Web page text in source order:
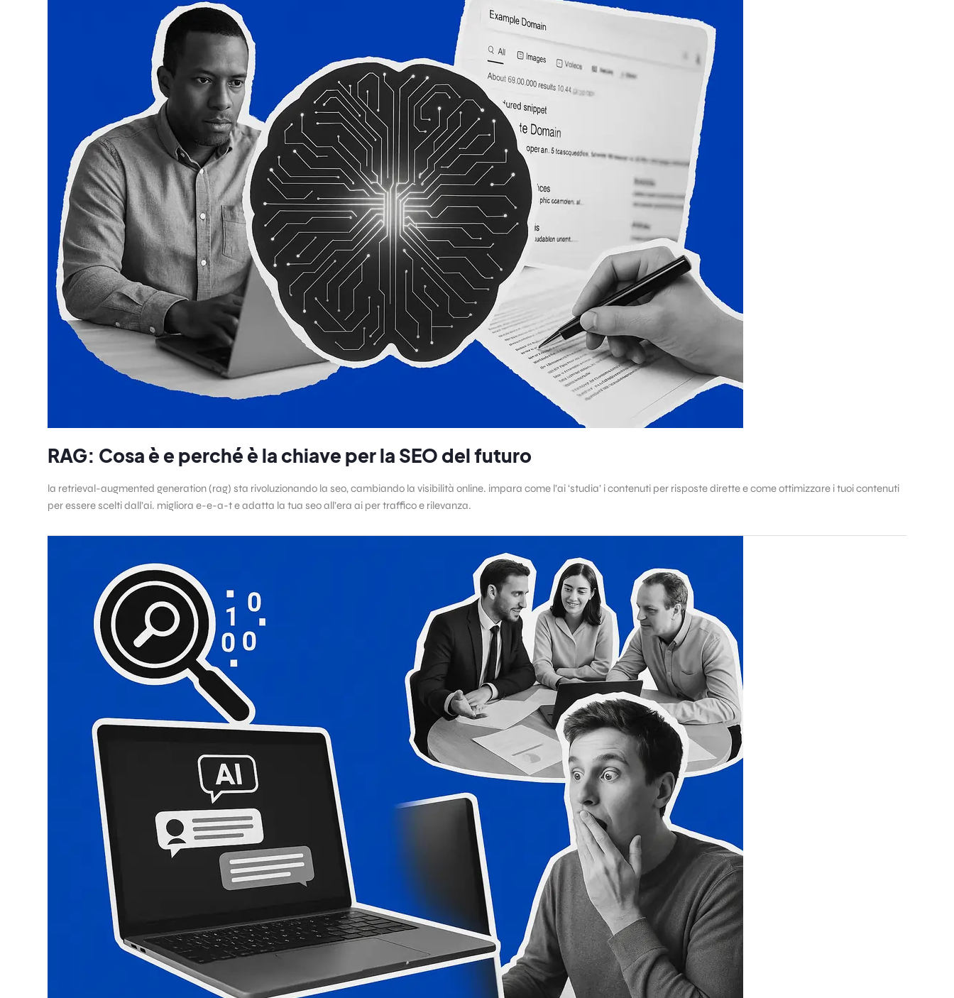
RAG: Cosa è e perché è la chiave per la SEO del futuro
la retrieval-augmented generation (rag) sta rivoluzionando la seo, cambiando la visibilità online. impara come l’ai ‘studia’ i contenuti per risposte dirette e come ottimizzare i tuoi contenuti
per essere scelti dall’ai. migliora e-e-a-t e adatta la tua seo all’era ai per traffico e rilevanza.